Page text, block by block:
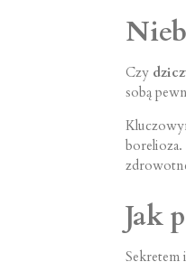
Czy
sobą
Jak
Sekretem